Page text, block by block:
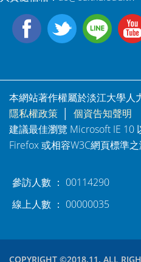
本網站著作權屬於淡江大學人
隱私權政策
個資告知聲明
建議最佳瀏覽 Microsoft IE 10
Firefox 或相容W3C網頁標準
參訪人數 ： 00114290
線上人數 ： 00000035
COPYRIGHT ©2018.11. ALL